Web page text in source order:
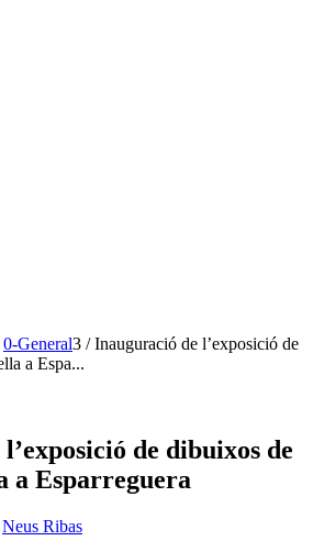
0-General3 / Inauguració de l’exposició de
a Espa...
de dibuixos de
a Esparreguera
Neus Ribas